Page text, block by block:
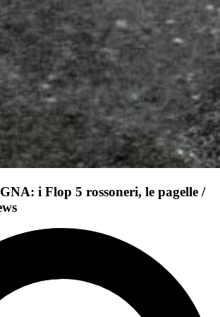
i Flop 5 rossoneri, le pagelle /